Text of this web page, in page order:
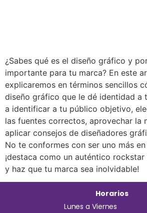
¿Sabes qué es el diseño gráfico y
importante para tu marca? En este
explicaremos en términos sencillos
diseño gráfico que le dé identidad a
a identificar a tu público objetivo,
las fuentes correctos, aprovechar la
aplicar consejos de diseñadores
No te conformes con ser uno más
¡destaca como un auténtico
y haz que tu marca sea inolvidable!
Horarios
Lunes a Viernes